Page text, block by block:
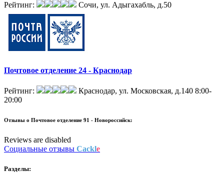
Рейтинг: Сочи, ул. Адыгахабль, д.50
Почтовое отделение 24 - Краснодар
Рейтинг: Краснодар, ул. Московская, д.140 8:00-
20:00
Отзывы о Почтовое отделение 91 - Новороссийск:
Reviews are disabled
Социальные отзывы Cackle
Разделы: